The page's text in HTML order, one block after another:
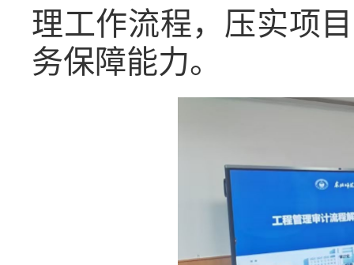
理工作流程，压实项
务保障能力。